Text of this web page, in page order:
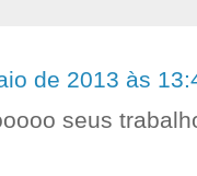
de 2013 às
seus